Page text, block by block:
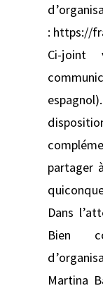
: https://
Ci-joint
partager
Dans
Bien
Martina